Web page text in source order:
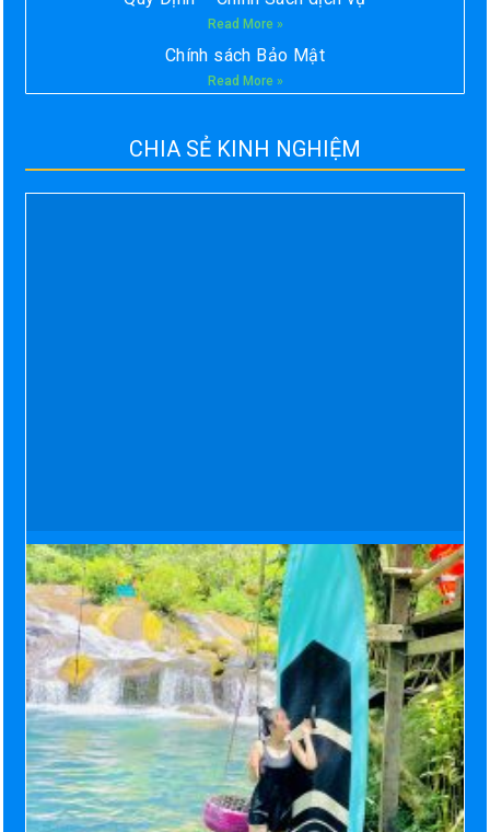
Read More »
Chính sách Bảo Mật
Read More »
CHIA SẺ KINH NGHIỆM